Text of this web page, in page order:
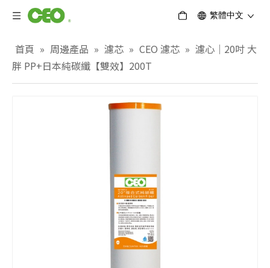
繁體中文
首頁 » 周邊產品 » 濾芯 » CEO 濾芯 » 濾心｜20吋 大
胖 PP+日本純碳纖【雙效】200T